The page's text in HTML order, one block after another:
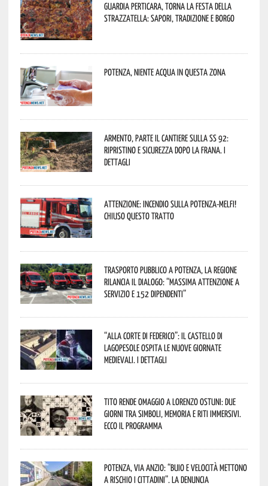
Guardia Perticara, torna la Festa della
Strazzatella: sapori, tradizione e borgo
Potenza, niente acqua in questa zona
Armento, parte il cantiere sulla SS 92:
ripristino e sicurezza dopo la frana. I
dettagli
Attenzione: incendio sulla Potenza-Melfi!
Chiuso questo tratto
Trasporto pubblico a Potenza, la Regione
rilancia il dialogo: “Massima attenzione a
servizio e 152 dipendenti”
“Alla corte di Federico”: il Castello di
Lagopesole ospita le nuove Giornate
Medievali. I dettagli
Tito rende omaggio a Lorenzo Ostuni: due
giorni tra simboli, memoria e riti immersivi.
Ecco il programma
Potenza, Via Anzio: “Buio e velocità mettono
a rischio i cittadini”. La denuncia